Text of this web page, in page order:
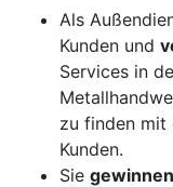
Als
Kunden und
Services in
zu finden mit
Kunden.
Sie